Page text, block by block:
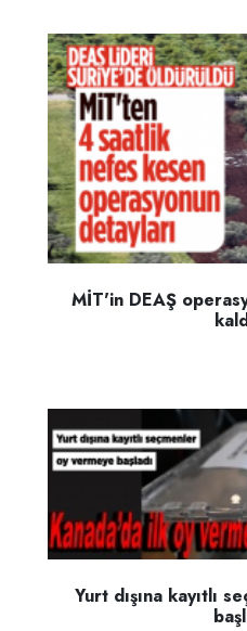
MİT'in DEAŞ
Yurt dışına kayıtlı